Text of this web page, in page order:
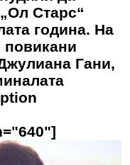
Старс“
година. На
повикани
Гани,